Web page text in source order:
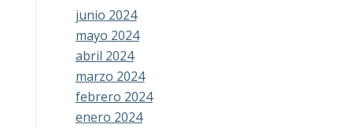
junio 2024
mayo 2024
abril 2024
marzo 2024
febrero 2024
enero 2024